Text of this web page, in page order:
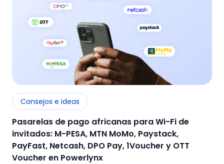
Consejos e ideas
Pasarelas de pago africanas para Wi-Fi de
invitados: M-PESA, MTN MoMo, Paystack,
PayFast, Netcash, DPO Pay, 1Voucher y OTT
Voucher en Powerlynx